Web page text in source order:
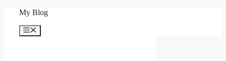
content
My Blog
Menu